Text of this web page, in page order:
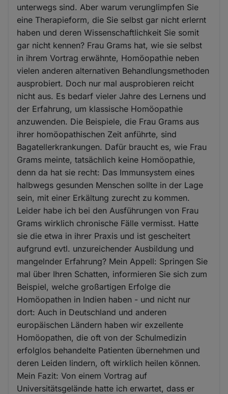
unterwegs sind. Aber warum verunglimpfen Sie
eine Therapieform, die Sie selbst gar nicht erlernt
haben und deren Wissenschaftlichkeit Sie somit
gar nicht kennen? Frau Grams hat, wie sie selbst
in ihrem Vortrag erwähnte, Homöopathie neben
vielen anderen alternativen Behandlungsmethoden
ausprobiert. Doch nur mal ausprobieren reicht
nicht aus. Es bedarf vieler Jahre des Lernens und
der Erfahrung, um klassische Homöopathie
anzuwenden. Die Beispiele, die Frau Grams aus
ihrer homöopathischen Zeit anführte, sind
Bagatellerkrankungen. Dafür braucht es, wie Frau
Grams meinte, tatsächlich keine Homöopathie,
denn da hat sie recht: Das Immunsystem eines
halbwegs gesunden Menschen sollte in der Lage
sein, mit einer Erkältung zurecht zu kommen.
Leider habe ich bei den Ausführungen von Frau
Grams wirklich chronische Fälle vermisst. Hatte
sie die etwa in ihrer Praxis und ist gescheitert
aufgrund evtl. unzureichender Ausbildung und
mangelnder Erfahrung? Mein Appell: Springen Sie
mal über Ihren Schatten, informieren Sie sich zum
Beispiel, welche großartigen Erfolge die
Homöopathen in Indien haben - und nicht nur
dort: Auch in Deutschland und anderen
europäischen Ländern haben wir exzellente
Homöopathen, die oft von der Schulmedizin
erfolglos behandelte Patienten übernehmen und
deren Leiden lindern, oft wirklich heilen können.
Mein Fazit: Von einem Vortrag auf
Universitätsgelände hatte ich erwartet, dass er